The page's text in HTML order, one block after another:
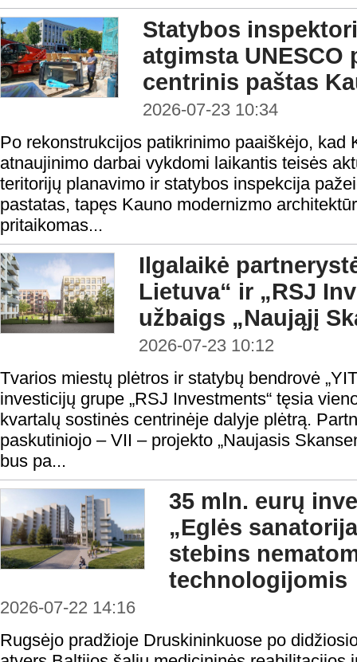
Statybos
atgimsta UNESCO
centrinis paštas
2026-07-23 10:34
Po rekonstrukcijos patikrinimo paaiškėjo, kad
atnaujinimo darbai vykdomi laikantis teisės
teritorijų planavimo ir statybos inspekcija
pastatas, tapęs Kauno modernizmo
pritaikomas...
Ilgalaikė
Lietuva“ ir „RSJ
užbaigs „Naująjį
2026-07-23 10:12
Tvarios miestų plėtros ir statybų bendrovė
investicijų grupe „RSJ Investments“ tęsia
kvartalų sostinės centrinėje dalyje plėtrą.
paskutiniojo – VII – projekto „Naujasis
bus pa...
35 mln. eurų
„Eglės
stebins
technologijomis
2026-07-22 14:16
Rugsėjo pradžioje Druskininkuose po